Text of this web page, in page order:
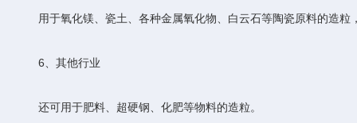
用于氧化镁、瓷土、各种金属氧化物、白云石等陶瓷原料的造粒
‌6、其他行业‌
还可用于肥料、超硬钢、化肥等物料的造粒。